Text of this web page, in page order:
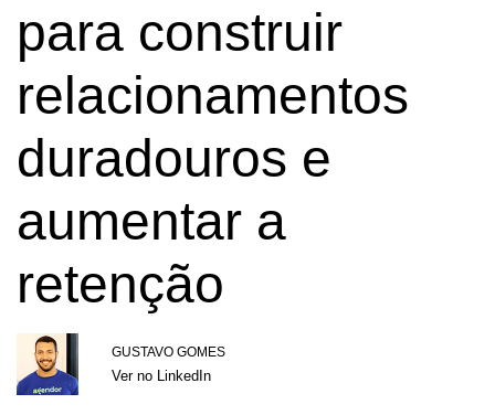
para construir
relacionamentos
duradouros e
aumentar a
retenção
GUSTAVO GOMES
Ver no LinkedIn